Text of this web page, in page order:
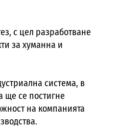
с цел разработване
за хуманна и
система, в
ще се постигне
на компанията